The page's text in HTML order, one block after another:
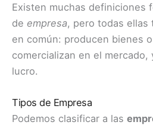
Existen muchas definiciones
de empresa, pero todas
en común: producen bienes
comercializan en el mercado,
lucro.
Tipos de Empresa
Podemos clasificar a las